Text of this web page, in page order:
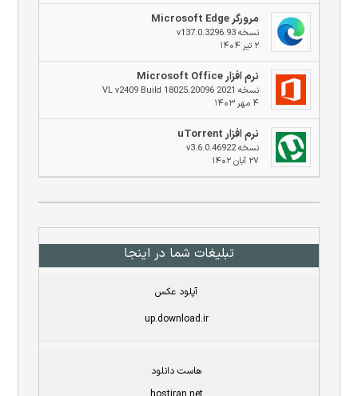
مرورگر Microsoft Edge
نسخه v137.0.3296.93
۲ تیر ۱۴۰۴
نرم افزار Microsoft Office
نسخه 2021 VL v2409 Build 18025.20096
۴ مهر ۱۴۰۳
نرم افزار uTorrent
نسخه v3.6.0.46922
۲۷ آبان ۱۴۰۲
تبلیغات شما در اینجا
آپلود عکس
up.download.ir
هاست دانلود